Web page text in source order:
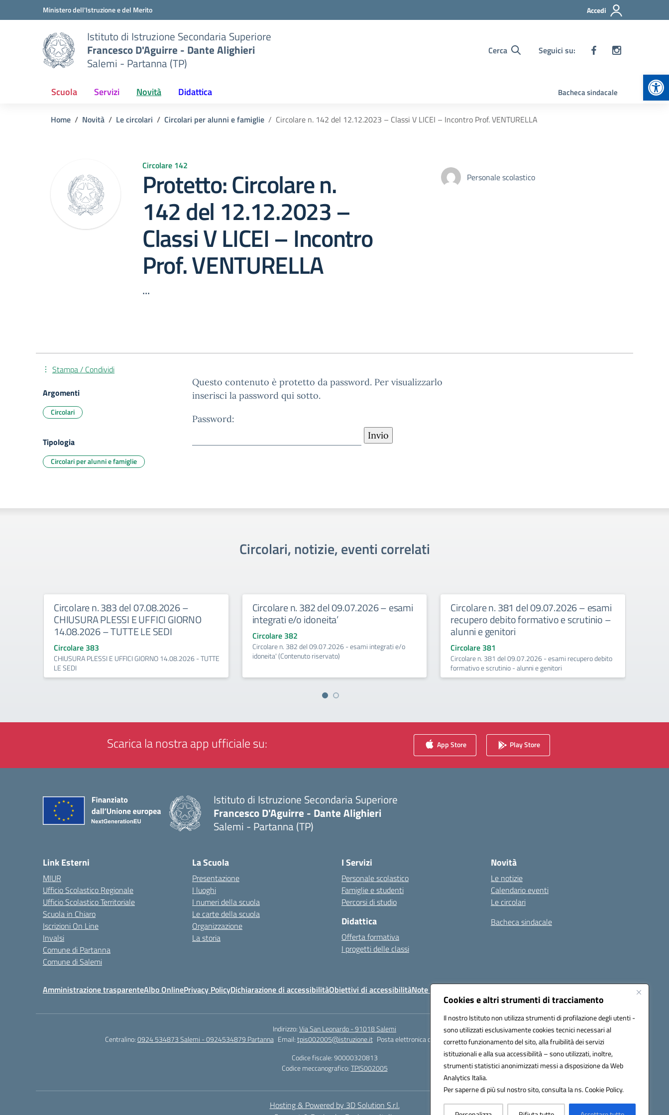
Cookies e altri strumenti di tracciamento
Il nostro Istituto non utilizza strumenti di profilazione degli utenti -
sono utilizzati esclusivamente cookies tecnici necessari al
corretto funzionamento del sito, alla fruibilità dei servizi
istituzionali e alla sua accessibilità – sono utilizzati, inoltre,
strumenti statistici anonimizzati messi a disposizione da Web
Analytics Italia.
Per saperne di più sul nostro sito, consulta la ns. Cookie Policy.
Vai ai contenuti
Vai al menu di navigazioneMinistero dell'Istruzione e del Merito Accedi
Istituto di Istruzione Secondaria Superiore
Francesco D'Aguirre - Dante Alighieri
Salemi - Partanna (TP)
Cerca Seguici su:
Scuola Servizi Novità Didattica Bacheca sindacale
Home Novità Le circolari Circolari per alunni e famiglie Circolare n. 142 del 12.12.2023 – Classi V LICEI – Incontro Prof. VENTURELLA
Circolare 142
Protetto: Circolare n.
142 del 12.12.2023 –
Classi V LICEI – Incontro
Prof. VENTURELLA
...
Personale scolastico
Questo contenuto è protetto da password. Per visualizzarlo
inserisci la password qui sotto.
Password:
Stampa / Condividi
Argomenti
Circolari
Tipologia
Circolari per alunni e famiglie
Circolari, notizie, eventi correlati
Circolare n. 383 del 07.08.2026 –
CHIUSURA PLESSI E UFFICI GIORNO
14.08.2026 – TUTTE LE SEDI
Circolare 383
CHIUSURA PLESSI E UFFICI GIORNO 14.08.2026 - TUTTE
LE SEDI
Circolare n. 382 del 09.07.2026 – esami
integrati e/o idoneita’
Circolare 382
Circolare n. 382 del 09.07.2026 - esami integrati e/o
idoneita' (Contenuto riservato)
Circolare n. 381 del 09.07.2026 – esami
recupero debito formativo e scrutinio –
alunni e genitori
Circolare 381
Circolare n. 381 del 09.07.2026 - esami recupero debito
formativo e scrutinio - alunni e genitori
Scarica la nostra app ufficiale su: App Store Play Store
Istituto di Istruzione Secondaria Superiore
Francesco D'Aguirre - Dante Alighieri
Salemi - Partanna (TP)
Link Esterni
MIUR
Ufficio Scolastico Regionale
Ufficio Scolastico Territoriale
Scuola in Chiaro
Iscrizioni On Line
Invalsi
Comune di Partanna
Comune di Salemi
La Scuola
Presentazione
I luoghi
I numeri della scuola
Le carte della scuola
Organizzazione
La storia
I Servizi
Personale scolastico
Famiglie e studenti
Percorsi di studio
Didattica
Offerta formativa
I progetti delle classi
Novità
Le notizie
Calendario eventi
Le circolari
Bacheca sindacale
Amministrazione trasparenteAlbo OnlinePrivacy PolicyDichiarazione di accessibilitàObiettivi di accessibilitàNote legali Seguici su:
Indirizzo:Via San Leonardo - 91018 Salemi
Centralino:0924 534873 Salemi - 0924534879 Partanna Email:tpis002005@istruzione.it Posta elettronica certificata (PEC):tpis002005@pec.istruzione.it
Codice fiscale: 90000320813
Codice meccanografico:TPIS002005
Hosting & Powered by 3D Solution S.r.l.